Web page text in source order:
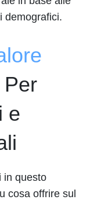
demografici.
Per
e
in questo
cosa offrire sul